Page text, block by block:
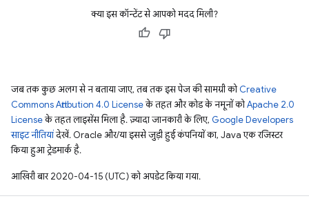
क्या इस कॉन्टेंट से आपको मदद मिली?
जब तक कुछ अलग से न बताया जाए, तब तक इस पेज की सामग्री कोCreative
Commons Attribution 4.0 Licenseके तहत और कोड के नमूनों कोApache 2.0
Licenseके तहत लाइसेंस मिला है. ज़्यादा जानकारी के लिए, Google Developers
साइट नीतियांदेखें. Oracle और/या इससे जुड़ी हुई कंपनियों का, Java एक रजिस्टर
किया हुआ ट्रेडमार्क है.
आखिरी बार 2020-04-15 (UTC) को अपडेट किया गया.